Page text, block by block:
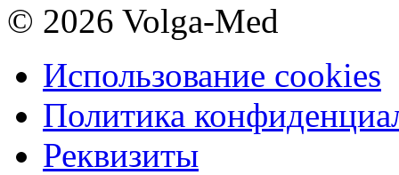
© 2026 Volga-Med
Использование cookies
Политика
Реквизиты